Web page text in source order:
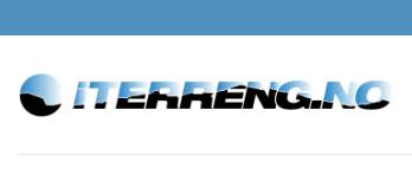
to
content